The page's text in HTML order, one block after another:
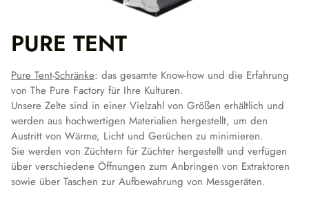
PURE TENT
Pure Tent-Schränke: das gesamte Know-how und die Erfahrung
von The Pure Factory für Ihre Kulturen.
Unsere Zelte sind in einer Vielzahl von Größen erhältlich und
werden aus hochwertigen Materialien hergestellt, um den
Austritt von Wärme, Licht und Gerüchen zu minimieren.
Sie werden von Züchtern für Züchter hergestellt und verfügen
über verschiedene Öffnungen zum Anbringen von Extraktoren
sowie über Taschen zur Aufbewahrung von Messgeräten.